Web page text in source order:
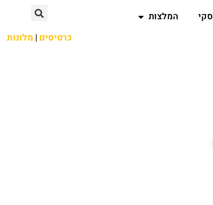
סקי
המלצות
כרטיסים | מלונות